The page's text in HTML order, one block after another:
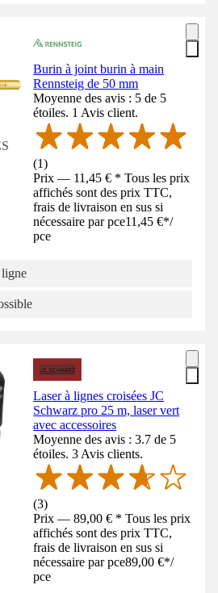
Burin à joint burin à main
Rennsteig de 50 mm
Moyenne des avis : 5 de 5
étoiles. 1 Avis client.
(1)
Prix — 11,45 € * Tous les prix
affichés sont des prix TTC,
frais de livraison en sus si
nécessaire par pce11,45 €*/
pce
Laser à lignes croisées JC
Schwarz pro 25 m, laser vert
avec accessoires
Moyenne des avis : 3.7 de 5
étoiles. 3 Avis clients.
(3)
Prix — 89,00 € * Tous les prix
affichés sont des prix TTC,
frais de livraison en sus si
nécessaire par pce89,00 €*/
pce